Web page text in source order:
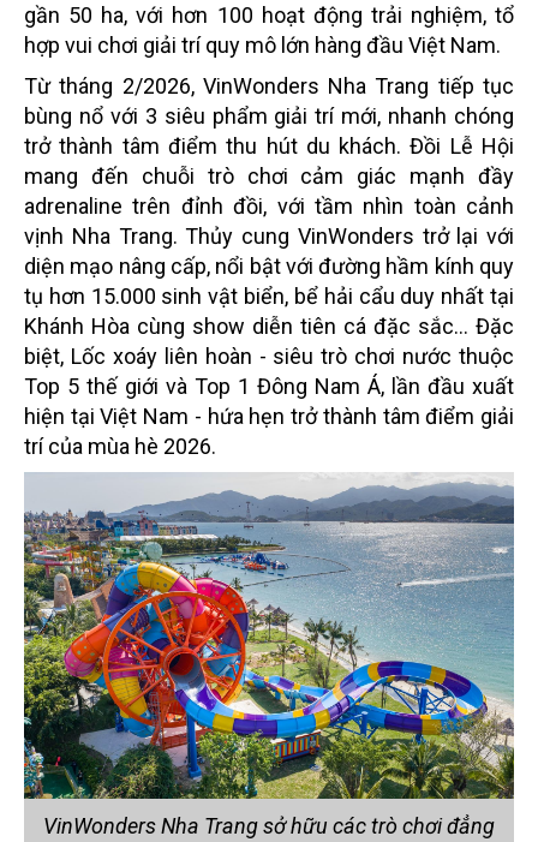
gần 50 ha, với hơn 100 hoạt động trải nghiệm, tổ
hợp vui chơi giải trí quy mô lớn hàng đầu Việt Nam.
Từ tháng 2/2026, VinWonders Nha Trang tiếp tục
bùng nổ với 3 siêu phẩm giải trí mới, nhanh chóng
trở thành tâm điểm thu hút du khách. Đồi Lễ Hội
mang đến chuỗi trò chơi cảm giác mạnh đầy
adrenaline trên đỉnh đồi, với tầm nhìn toàn cảnh
vịnh Nha Trang. Thủy cung VinWonders trở lại với
diện mạo nâng cấp, nổi bật với đường hầm kính quy
tụ hơn 15.000 sinh vật biển, bể hải cẩu duy nhất tại
Khánh Hòa cùng show diễn tiên cá đặc sắc… Đặc
biệt, Lốc xoáy liên hoàn - siêu trò chơi nước thuộc
Top 5 thế giới và Top 1 Đông Nam Á, lần đầu xuất
hiện tại Việt Nam - hứa hẹn trở thành tâm điểm giải
trí của mùa hè 2026.
VinWonders Nha Trang sở hữu các trò chơi đẳng